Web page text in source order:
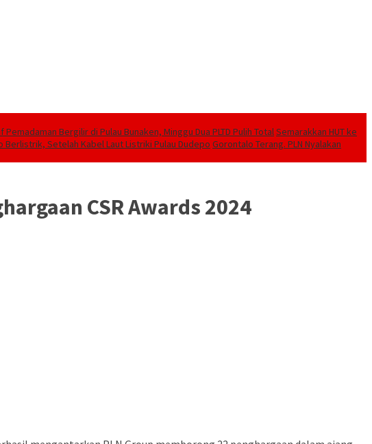
Pemadaman Bergilir di Pulau Bunaken, Minggu Dua PLTD Pulih TotalSemarakkan HUT ke
Berlistrik, Setelah Kabel Laut Listriki Pulau Dudepo Gorontalo Terang. PLN Nyalakan
CSR Awards 2024